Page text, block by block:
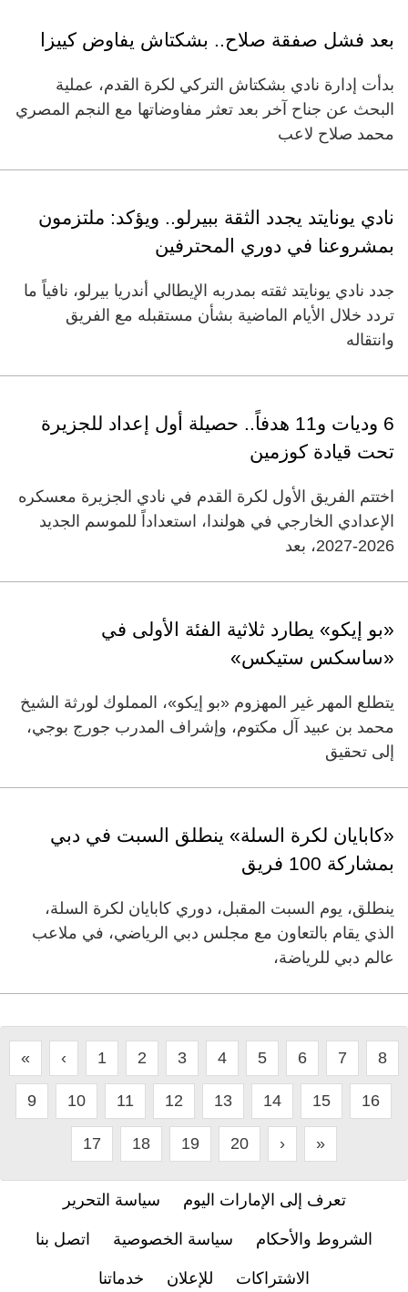
بعد فشل صفقة صلاح.. بشكتاش يفاوض كييزا
بدأت إدارة نادي بشكتاش التركي لكرة القدم، عملية
البحث عن جناح آخر بعد تعثر مفاوضاتها مع النجم المصري
محمد صلاح لاعب
نادي يونايتد يجدد الثقة ببيرلو.. ويؤكد: ملتزمون
بمشروعنا في دوري المحترفين
جدد نادي يونايتد ثقته بمدربه الإيطالي أندريا بيرلو، نافياً ما
تردد خلال الأيام الماضية بشأن مستقبله مع الفريق
وانتقاله
6 وديات و11 هدفاً.. حصيلة أول إعداد للجزيرة
تحت قيادة كوزمين
اختتم الفريق الأول لكرة القدم في نادي الجزيرة معسكره
الإعدادي الخارجي في هولندا، استعداداً للموسم الجديد
2026-2027، بعد
«بو إيكو» يطارد ثلاثية الفئة الأولى في
«ساسكس ستيكس»
يتطلع المهر غير المهزوم «بو إيكو»، المملوك لورثة الشيخ
محمد بن عبيد آل مكتوم، وإشراف المدرب جورج بوجي،
إلى تحقيق
«كابايان لكرة السلة» ينطلق السبت في دبي
بمشاركة 100 فريق
ينطلق، يوم السبت المقبل، دوري كابايان لكرة السلة،
الذي يقام بالتعاون مع مجلس دبي الرياضي، في ملاعب
عالم دبي للرياضة،
« ‹ 1 2 3 4 5 6 7 8
9 10 11 12 13 14 15 16
17 18 19 20 › »
تعرف إلى الإمارات اليوم سياسة التحرير
الشروط والأحكام سياسة الخصوصية اتصل بنا
الاشتراكات للإعلان خدماتنا